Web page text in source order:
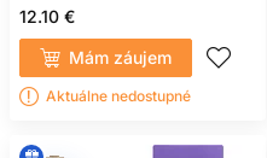
12.10 €
Mám záujem
Aktuálne nedostupné